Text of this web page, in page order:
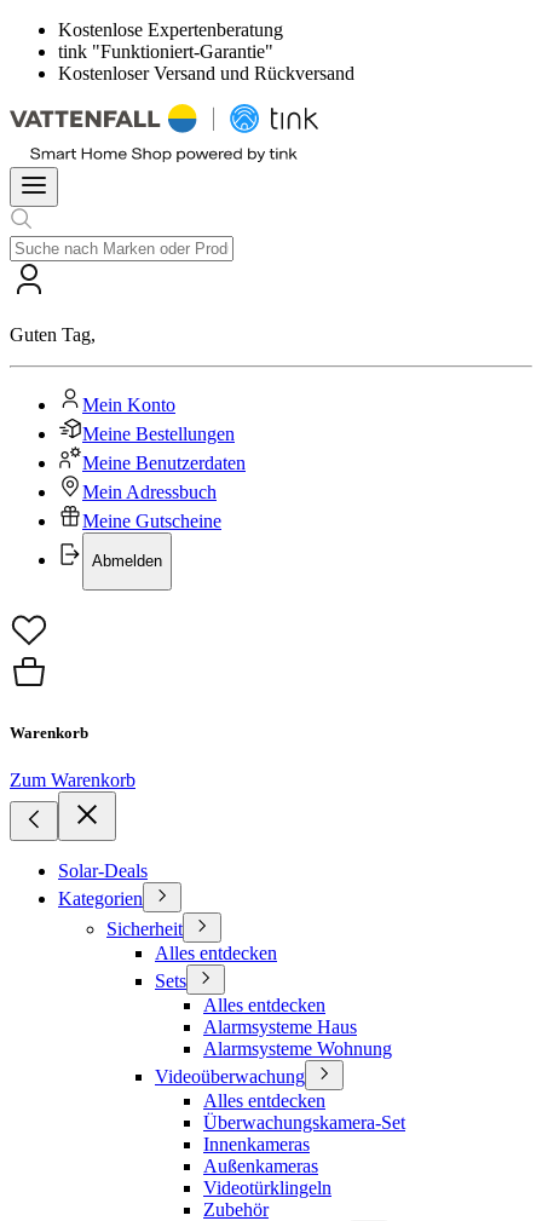
Kostenlose Expertenberatung
tink "Funktioniert-Garantie"
Kostenloser Versand und Rückversand
Guten Tag,
Mein Konto
Meine Bestellungen
Meine Benutzerdaten
Mein Adressbuch
Meine Gutscheine
Abmelden
Warenkorb
Zum Warenkorb
Solar-Deals
Kategorien
Sicherheit
Alles entdecken
Sets
Alles entdecken
Alarmsysteme Haus
Alarmsysteme Wohnung
Videoüberwachung
Alles entdecken
Überwachungskamera-Set
Innenkameras
Außenkameras
Videotürklingeln
Zubehör